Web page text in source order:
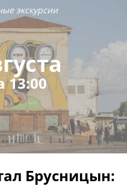
экскурсии
13:00
Брусницын: